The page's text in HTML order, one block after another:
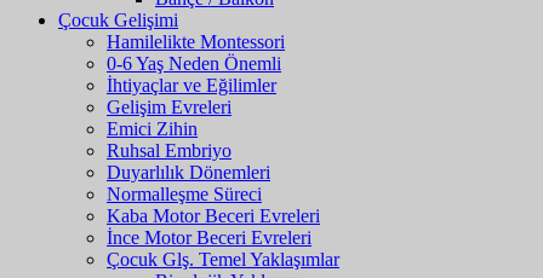
Çocuk Gelişimi
Hamilelikte Montessori
0-6 Yaş Neden Önemli
İhtiyaçlar ve Eğilimler
Gelişim Evreleri
Emici Zihin
Ruhsal Embriyo
Duyarlılık Dönemleri
Normalleşme Süreci
Kaba Motor Beceri Evreleri
İnce Motor Beceri Evreleri
Çocuk Glş. Temel Yaklaşımlar